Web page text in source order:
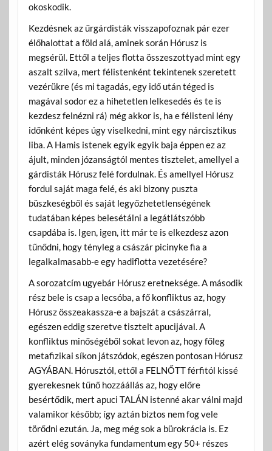
okoskodik.
Kezdésnek az űrgárdisták visszapofoznak pár ezer
élőhalottat a föld alá, aminek során Hórusz is
megsérül. Ettől a teljes flotta összeszottyad mint egy
aszalt szilva, mert félistenként tekintenek szeretett
vezérükre (és mi tagadás, egy idő után téged is
magával sodor ez a hihetetlen lelkesedés és te is
kezdesz felnézni rá) még akkor is, ha e félisteni lény
időnként képes úgy viselkedni, mint egy nárcisztikus
liba. A Hamis istenek egyik egyik baja éppen ez az
ájult, minden józanságtól mentes tisztelet, amellyel a
gárdisták Hórusz felé fordulnak. És amellyel Hórusz
fordul saját maga felé, és aki bizony puszta
büszkeségből és saját legyőzhetetlenségének
tudatában képes belesétálni a legátlátszóbb
csapdába is. Igen, igen, itt már te is elkezdesz azon
tűnődni, hogy tényleg a császár picinyke fia a
legalkalmasabb-e egy hadiflotta vezetésére?
A sorozatcím ugyebár Hórusz eretneksége. A második
rész bele is csap a lecsóba, a fő konfliktus az, hogy
Hórusz összeakassza-e a bajszát a császárral,
egészen eddig szeretve tisztelt apucijával. A
konfliktus minőségéből sokat levon az, hogy főleg
metafizikai síkon játszódok, egészen pontosan Hórusz
AGYÁBAN. Hórusztól, ettől a FELNŐTT férfitól kissé
gyerekesnek tűnő hozzáállás az, hogy előre
besértődik, mert apuci TALÁN istenné akar válni majd
valamikor később; így aztán biztos nem fog vele
törődni ezután. Ja, meg még sok a bürokrácia is. Ez
azért elég soványka fundamentum egy 50+ részes